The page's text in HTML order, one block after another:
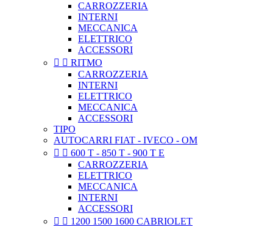
CARROZZERIA
INTERNI
MECCANICA
ELETTRICO
ACCESSORI
  RITMO
CARROZZERIA
INTERNI
ELETTRICO
MECCANICA
ACCESSORI
TIPO
AUTOCARRI FIAT - IVECO - OM
  600 T - 850 T - 900 T E
CARROZZERIA
ELETTRICO
MECCANICA
INTERNI
ACCESSORI
  1200 1500 1600 CABRIOLET